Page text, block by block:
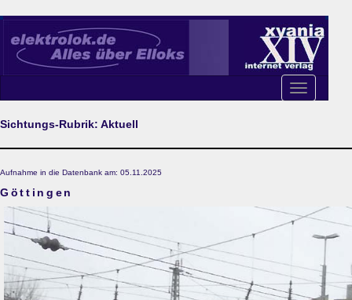
Toggle
navigation
Sichtungs-Rubrik: Aktuell
Aufnahme in die Datenbank am: 05.11.2025
Göttingen